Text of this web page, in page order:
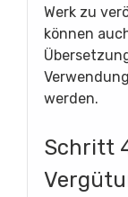
Werk zu
können
werden.
Schritt